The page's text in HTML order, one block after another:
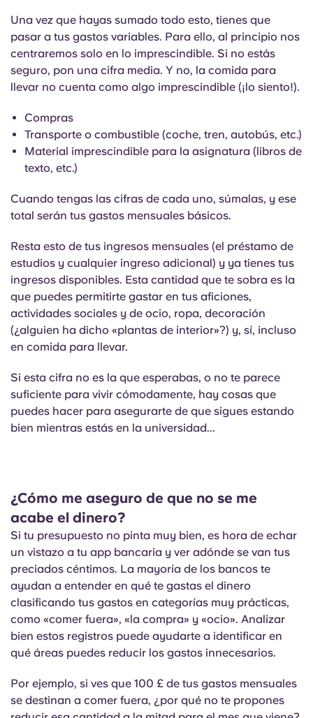
Una vez que hayas sumado todo esto, tienes que
pasar a tus gastos variables. Para ello, al principio nos
centraremos solo en lo imprescindible. Si no estás
seguro, pon una cifra media. Y no, la comida para
llevar no cuenta como algo imprescindible (¡lo siento!).
Compras
Transporte o combustible (coche, tren, autobús, etc.)
Material imprescindible para la asignatura (libros de
texto, etc.)
Cuando tengas las cifras de cada uno, súmalas, y ese
total serán tus gastos mensuales básicos.
Resta esto de tus ingresos mensuales (el préstamo de
estudios y cualquier ingreso adicional) y ya tienes tus
ingresos disponibles. Esta cantidad que te sobra es la
que puedes permitirte gastar en tus aficiones,
actividades sociales y de ocio, ropa, decoración
(¿alguien ha dicho «plantas de interior»?) y, sí, incluso
en comida para llevar.
Si esta cifra no es la que esperabas, o no te parece
suficiente para vivir cómodamente, hay cosas que
puedes hacer para asegurarte de que sigues estando
bien mientras estás en la universidad...
¿Cómo me aseguro de que no se me
acabe el dinero?
Si tu presupuesto no pinta muy bien, es hora de echar
un vistazo a tu app bancaria y ver adónde se van tus
preciados céntimos. La mayoría de los bancos te
ayudan a entender en qué te gastas el dinero
clasificando tus gastos en categorías muy prácticas,
como «comer fuera», «la compra» y «ocio». Analizar
bien estos registros puede ayudarte a identificar en
qué áreas puedes reducir los gastos innecesarios.
Por ejemplo, si ves que 100 £ de tus gastos mensuales
se destinan a comer fuera, ¿por qué no te propones